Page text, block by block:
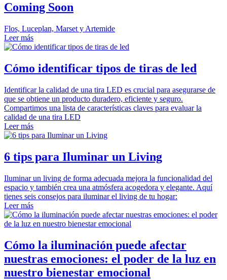
Coming Soon
Flos, Luceplan, Marset y Artemide
Leer más
Cómo identificar tipos de tiras de led
Identificar la calidad de una tira LED es crucial para asegurarse de
que se obtiene un producto duradero, eficiente y seguro.
Compartimos una lista de características claves para evaluar la
calidad de una tira LED
Leer más
6 tips para Iluminar un Living
Iluminar un living de forma adecuada mejora la funcionalidad del
espacio y también crea una atmósfera acogedora y elegante. Aquí
tienes seis consejos para iluminar el living de tu hogar:
Leer más
Cómo la iluminación puede afectar
nuestras emociones: el poder de la luz en
nuestro bienestar emocional